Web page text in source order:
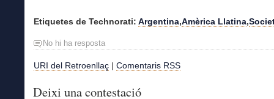
Etiquetes de Technorati: Argentina,Amèrica Llatina,
No hi ha resposta
URI del Retroenllaç | Comentaris RSS
Deixi una contestació